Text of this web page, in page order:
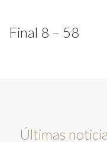
Final 8 – 58
Últimas